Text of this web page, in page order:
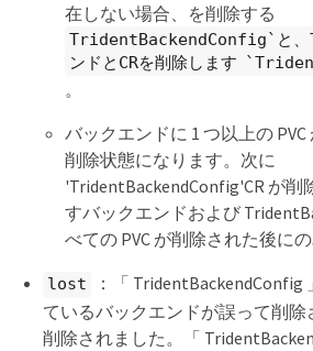
在しない場合、を削除する
TridentBackendConfig`と、
ンドとCRを削除します
。
バックエンドに 1 つ以上の PVC
削除状態になります。次に
'TridentBackendConfig'CR が削
すバックエンドおよび
べての PVC が削除された後に
lost
：「 TridentBackendConfig
ているバックエンドが誤って削除
削除されました。「